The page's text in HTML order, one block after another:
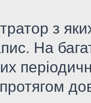
з
На
протягом